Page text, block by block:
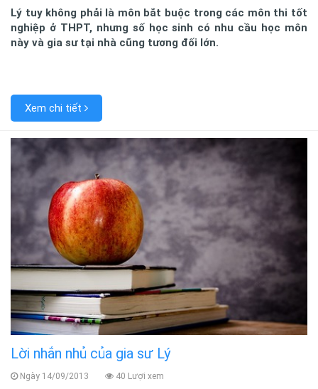
Lý tuy không phải là môn bắt buộc trong các môn thi tốt
nghiệp ở THPT, nhưng số học sinh có nhu cầu học môn
này và gia sư tại nhà cũng tương đối lớn.
Xem chi tiết
Lời nhắn nhủ của gia sư Lý
Ngày 14/09/2013 40 Lượi xem